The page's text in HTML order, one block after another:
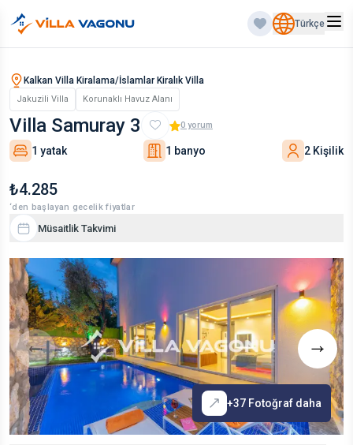
Türkçe
Kalkan Villa Kiralama/İslamlar Kiralık Villa
Jakuzili Villa Korunaklı Havuz Alanı
Villa Samuray 3 0 yorum
1 yatak 1 banyo 2 Kişilik
₺4.285
‘den başlayan gecelik fiyatlar
Müsaitlik Takvimi
+37 Fotoğraf daha